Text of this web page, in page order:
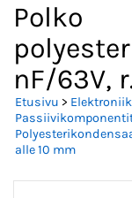
Polko
nF/63V,
Etusivu >
alle 10 mm